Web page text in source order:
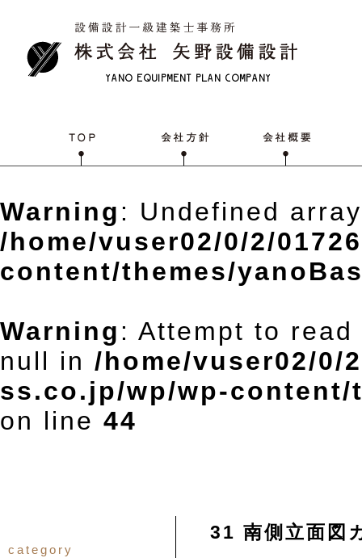
Warning : Undefined
/home/vuser02/0/2/
content/themes/
Warning : Attempt to
null in /home/vuser02/0/
ss.co.jp/wp/wp-content/
on line 44
31 南側立面図
category